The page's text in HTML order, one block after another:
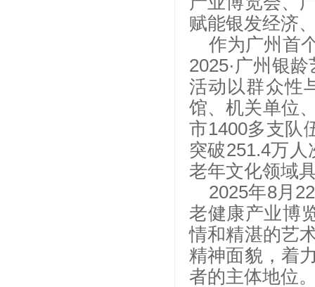
赋能银发经济
作为广州首
2025·广州银
活动以群众性
馆、机关单位
市1400多支队
突破251.4万
老年文化领域
2025年8月
老健康产业博
情和精湛的艺
精神面貌，着
者的主体地位